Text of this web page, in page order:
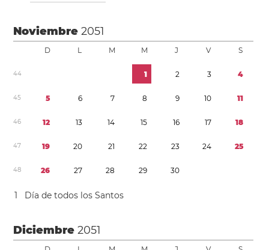
Noviembre2051
D L M M J V S
44 1 2 3 4
45 5 6 7 8 9 10 11
46 12 13 14 15 16 17 18
47 19 20 21 22 23 24 25
48 26 27 28 29 30
1 Día de todos los Santos
Diciembre2051